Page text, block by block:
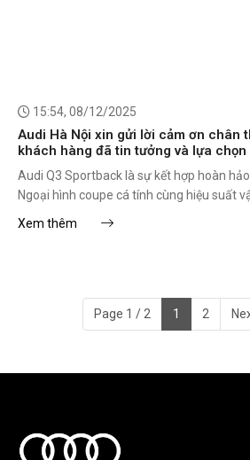
15:54, 08/12/2025
Audi Hà Nội xin gửi lời cảm ơn chân
khách hàng đã tin tưởng và lựa
Audi Q3 Sportback là sự kết hợp hoàn
Ngoại hình coupe cá tính cùng hiệu suất
Xem thêm
Page 1 / 2 1 2